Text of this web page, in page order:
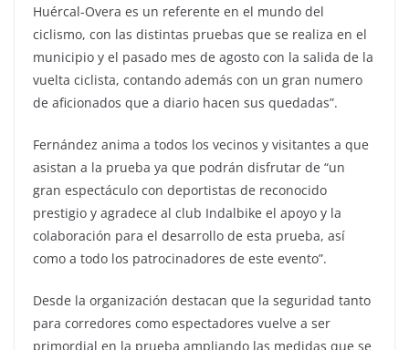
Huércal-Overa es un referente en el mundo del
ciclismo, con las distintas pruebas que se realiza en el
municipio y el pasado mes de agosto con la salida de la
vuelta ciclista, contando además con un gran numero
de aficionados que a diario hacen sus quedadas”.
Fernández anima a todos los vecinos y visitantes a que
asistan a la prueba ya que podrán disfrutar de “un
gran espectáculo con deportistas de reconocido
prestigio y agradece al club Indalbike el apoyo y la
colaboración para el desarrollo de esta prueba, así
como a todo los patrocinadores de este evento”.
Desde la organización destacan que la seguridad tanto
para corredores como espectadores vuelve a ser
primordial en la prueba ampliando las medidas que se